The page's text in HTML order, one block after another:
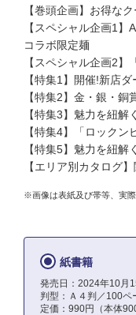
【巻頭企画】お得な
【スペシャル企画1
コラボ限定麺
【スペシャル企画2
【特集1】開催!新店
【特集2】金・銀・
【特集3】魅力を紐
【特集4】「ロック
【特集5】魅力を紐
【エリア別カタログ
※画像は表紙及び帯等、実際
紙書籍
発売日：2024年10月
判型：Ａ４判／100ペ
定価：990円（本体